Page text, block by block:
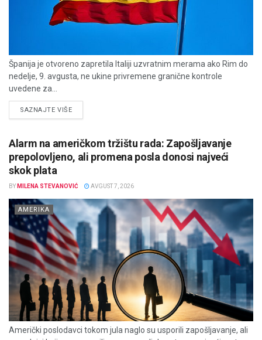
Španija je otvoreno zapretila Italiji uzvratnim merama ako Rim do
nedelje, 9. avgusta, ne ukine privremene granične kontrole
uvedene za...
SAZNAJTE VIŠEDETAILS
Alarm na američkom tržištu rada: Zapošljavanje
prepolovljeno, ali promena posla donosi najveći
skok plata
BY MILENA STEVANOVIĆ AVGUST 7, 2026
AMERIKA
Američki poslodavci tokom jula naglo su usporili zapošljavanje, ali